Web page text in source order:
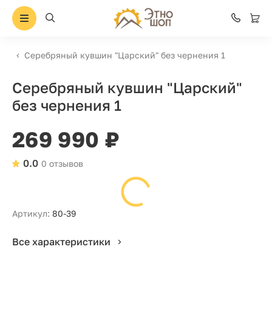
Серебряный кувшин "Царский" без чернения 1
Серебряный кувшин "Царский"
без чернения 1
269 990 ₽
0 отзывов
0.0
Артикул: 80-39
Все характеристики